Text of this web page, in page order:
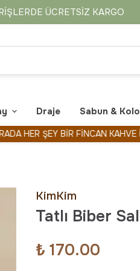
ÜCRETSIZ KARGO
Draje Sabun &
ŞEY BİR FİNCAN KAHVE İLE
KimKim
Tatlı Biber
₺ 170.00